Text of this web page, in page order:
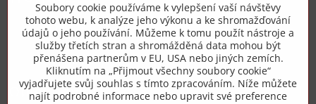
+420 775 973 319
info​@zipzop​.cz
Objednávky
Soubory cookie používáme k vylepšení vaší návštěvy
tohoto webu, k analýze jeho výkonu a ke shromažďování
údajů o jeho používání. Můžeme k tomu použít nástroje a
služby třetích stran a shromážděná data mohou být
přenášena partnerům v EU, USA nebo jiných zemích.
Kliknutím na „Přijmout všechny soubory cookie“
vyjadřujete svůj souhlas s tímto zpracováním. Níže můžete
najít podrobné informace nebo upravit své preference